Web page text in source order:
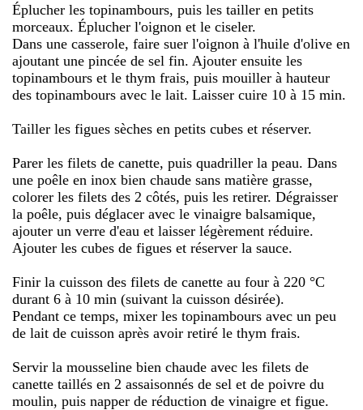
Éplucher les topinambours, puis les tailler en petits
morceaux. Éplucher l'oignon et le ciseler.
Dans une casserole, faire suer l'oignon à l'huile d'olive en
ajoutant une pincée de sel fin. Ajouter ensuite les
topinambours et le thym frais, puis mouiller à hauteur
des topinambours avec le lait. Laisser cuire 10 à 15 min.
Tailler les figues sèches en petits cubes et réserver.
Parer les filets de canette, puis quadriller la peau. Dans
une poêle en inox bien chaude sans matière grasse,
colorer les filets des 2 côtés, puis les retirer. Dégraisser
la poêle, puis déglacer avec le vinaigre balsamique,
ajouter un verre d'eau et laisser légèrement réduire.
Ajouter les cubes de figues et réserver la sauce.
Finir la cuisson des filets de canette au four à 220 °C
durant 6 à 10 min (suivant la cuisson désirée).
Pendant ce temps, mixer les topinambours avec un peu
de lait de cuisson après avoir retiré le thym frais.
Servir la mousseline bien chaude avec les filets de
canette taillés en 2 assaisonnés de sel et de poivre du
moulin, puis napper de réduction de vinaigre et figue.